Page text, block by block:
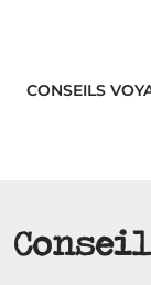
CONSEILS